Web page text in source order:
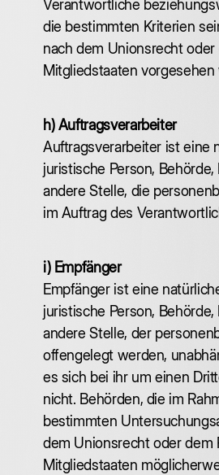
Verantwortliche
die bestimmten Kriterien
nach dem Unionsrecht
Mitgliedstaaten vorgesehen
h) Auftragsverarbeiter
‍Auftragsverarbeiter ist eine
juristische Person,
andere Stelle, die
im Auftrag des
i) Empfänger
‍Empfänger ist eine
juristische Person,
andere Stelle, der
offengelegt werden,
es sich bei ihr um einen
nicht. Behörden, die im
bestimmten
dem Unionsrecht oder dem
Mitgliedstaaten